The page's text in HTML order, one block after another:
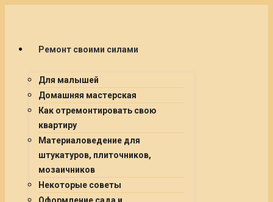
Ремонт своими силами
Для малышей
Домашняя мастерская
Как отремонтировать свою
квартиру
Материаловедение для
штукатуров, плиточников,
мозаичников
Некоторые советы